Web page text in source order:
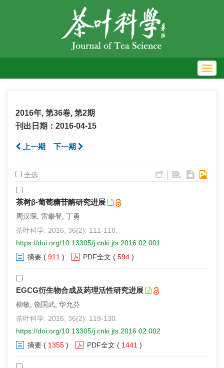
2016年, 第36卷, 第2期
刊出日期：2016-04-15
上一期 下一期
全选 |
茶树β-葡萄糖苷酶研究进展
周汉琛, 雷攀登, 丁勇
茶叶科学. 2016, 36(2): 111-118.
https://doi.org/10.13305/j.cnki.jts.2016.02.001
摘要 ( 911 ) PDF全文 ( 594 )
EGCG衍生物合成及药理活性研究进展
柳敏, 饶国武, 华允芬
茶叶科学. 2016, 36(2): 119-130.
https://doi.org/10.13305/j.cnki.jts.2016.02.002
摘要 ( 1355 ) PDF全文 ( 1441 )